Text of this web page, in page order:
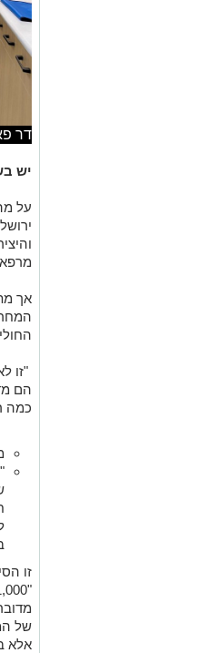
דר
יש
על
אך
"זו
הם
כמה
זו
של
אלא